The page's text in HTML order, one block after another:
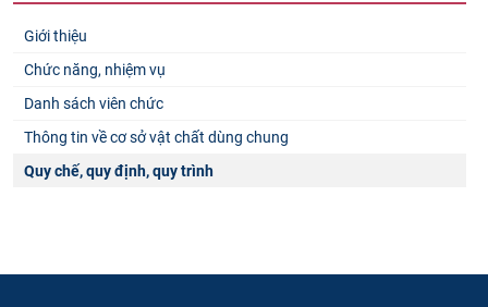
Giới thiệu
Chức năng, nhiệm vụ
Danh sách viên chức
Thông tin về cơ sở vật chất dùng chung
Quy chế, quy định, quy trình